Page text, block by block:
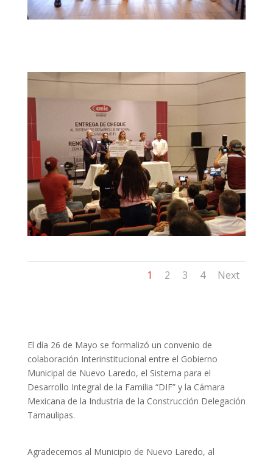
1 2 3 4 Next
El día 26 de Mayo se formalizó un convenio de
colaboración Interinstitucional entre el Gobierno
Municipal de Nuevo Laredo, el Sistema para el
Desarrollo Integral de la Familia “DIF” y la Cámara
Mexicana de la Industria de la Construcción Delegación
Tamaulipas.
Agradecemos al Municipio de Nuevo Laredo, al